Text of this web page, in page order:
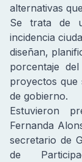
alternativas
Se trata de
incidencia
diseñan,
porcentaje
proyectos que
de gobierno.
Estuvieron
Fernanda
secretario de
de